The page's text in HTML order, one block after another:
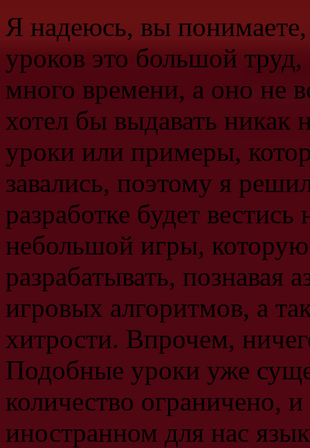
Я надеюсь, вы понимаете,
уроков это большой
много времени, а оно не
хотел бы выдавать никак
уроки или примеры,
завались, поэтому я
разработке будет
небольшой игры,
разрабатывать, познавая
игровых алгоритмов, а
хитрости. Впрочем,
Подобные уроки уже
количество ограничено,
иностранном для нас